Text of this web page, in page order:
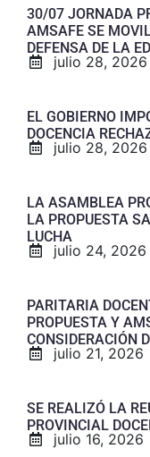
30/07 JORNADA
AMSAFE SE
DEFENSA DE LA
julio 28, 2026
EL GOBIERNO
DOCENCIA
julio 28, 2026
LA ASAMBLEA
LA PROPUESTA
LUCHA
julio 24, 2026
PARITARIA
PROPUESTA Y
CONSIDERACIÓN
julio 21, 2026
SE REALIZÓ LA
PROVINCIAL
julio 16, 2026